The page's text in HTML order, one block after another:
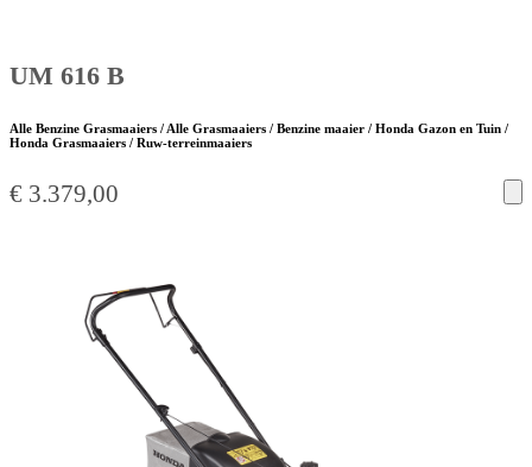
UM 616 B
Alle Benzine Grasmaaiers / Alle Grasmaaiers / Benzine maaier / Honda Gazon en Tuin /
Honda Grasmaaiers / Ruw-terreinmaaiers
€ 3.379,00